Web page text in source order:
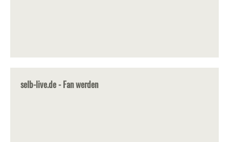
selb-live.de - Fan werden